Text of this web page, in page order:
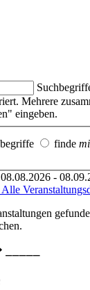
Mehrere
eingeben.
finde
-